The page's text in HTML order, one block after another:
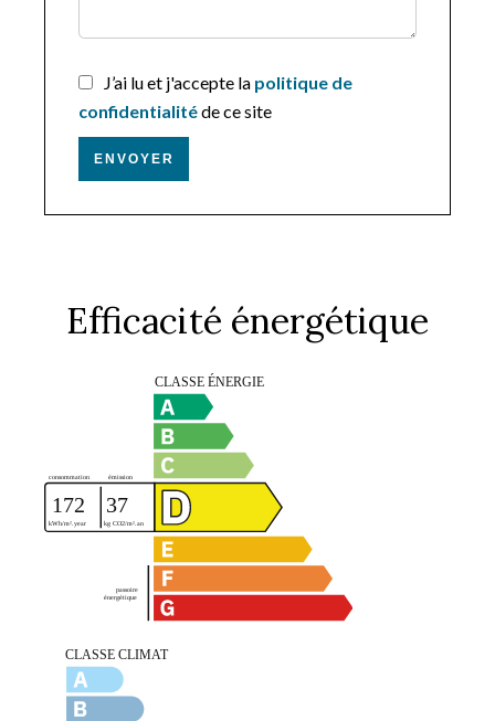
J’ai lu et j'accepte la politique de
confidentialitéde ce site
ENVOYER
Efficacité énergétique